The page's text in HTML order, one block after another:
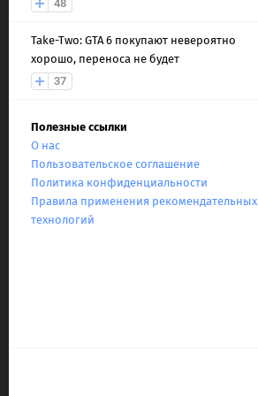
48
Take-Two: GTA 6 покупают невероятно
хорошо, переноса не будет
37
Полезные ссылки
О нас
Пользовательское соглашение
Политика конфиденциальности
Правила применения рекомендательных
технологий